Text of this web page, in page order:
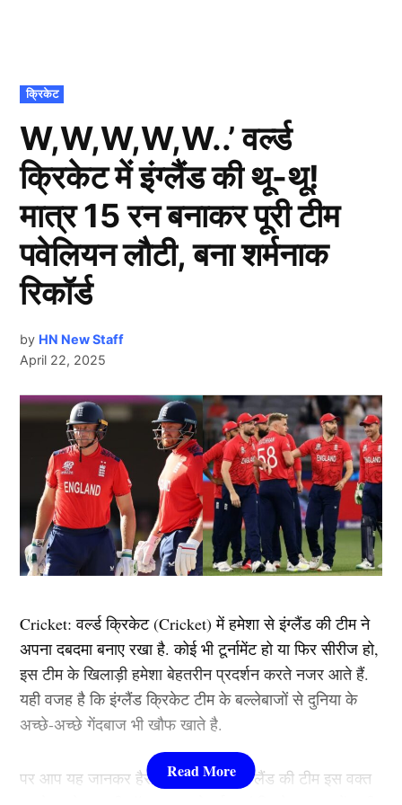
POSTED
IN
क्रिकेट
W,W,W,W,W..’ वर्ल्ड
क्रिकेट में इंग्लैंड की थू-थू!
मात्र 15 रन बनाकर पूरी टीम
पवेलियन लौटी, बना शर्मनाक
रिकॉर्ड
by HN New Staff
April 22, 2025
Cricket: वर्ल्ड क्रिकेट (Cricket) में हमेशा से इंग्लैंड की टीम ने
अपना दबदमा बनाए रखा है. कोई भी टूर्नामेंट हो या फिर सीरीज हो,
इस टीम के खिलाड़ी हमेशा बेहतरीन प्रदर्शन करते नजर आते हैं.
यही वजह है कि इंग्लैंड क्रिकेट टीम के बल्लेबाजों से दुनिया के
अच्छे-अच्छे गेंदबाज भी खौफ खाते है.
पर आप यह जानकर हैरान रह जाएंगे कि इंग्लैंड की टीम इस वक्त